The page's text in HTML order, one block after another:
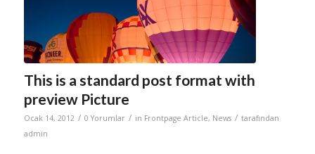
This is a standard post format with
preview Picture
Ocak 14, 2012 / 0 Yorumlar / in Frontpage Article, News / tarafından
admin